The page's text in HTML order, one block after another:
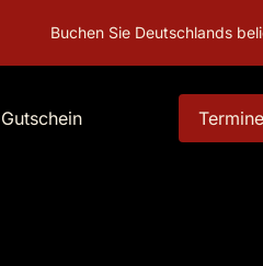
Sie Deutschlands beliebtestes
Gutschein